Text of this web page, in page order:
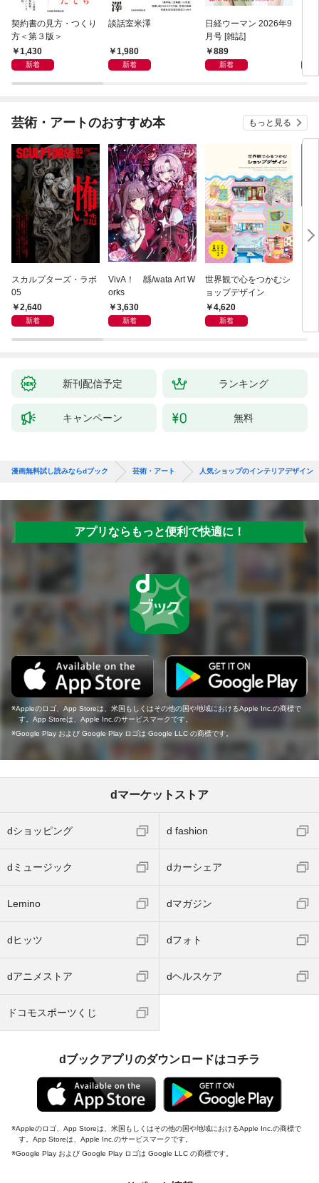
契約書の見方・つくり
方＜第３版＞
1,430
新着
談話室米澤
1,980
新着
日経ウーマン 2026年9
月号 [雑誌]
889
新着
芸術・アートのおすすめ本 もっと見る
スカルプターズ・ラボ
05
2,640
新着
VivA！ 緜/wata Art W
orks
3,630
新着
世界観で心をつかむシ
ョップデザイン
4,620
新着
新刊配信予定 ランキング
キャンペーン 無料
漫画無料試し読みならdブック 芸術・アート 人気ショップのインテリアデザイン
アプリならもっと便利で快適に！
Appleのロゴ、App Storeは、米国もしくはその他の国や地域におけるApple Inc.の商標で
す。App Storeは、Apple Inc.のサービスマークです。
Google Play および Google Play ロゴは Google LLC の商標です。
dマーケットストア
dショッピング d fashion
dミュージック dカーシェア
Lemino dマガジン
dヒッツ dフォト
dアニメストア dヘルスケア
ドコモスポーツくじ
dブックアプリのダウンロードはコチラ
Appleのロゴ、App Storeは、米国もしくはその他の国や地域におけるApple Inc.の商標で
す。App Storeは、Apple Inc.のサービスマークです。
Google Play および Google Play ロゴは Google LLC の商標です。